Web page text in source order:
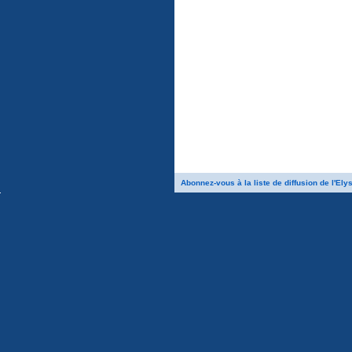
Abonnez-vous à la liste de diffusion de